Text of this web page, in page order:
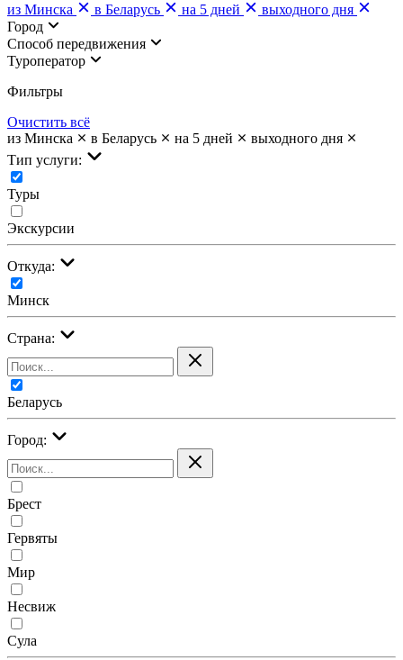
из Минска
в Беларусь на 5 дней
выходного дня
Город
Cпособ передвижения
Туроператор
Фильтры
Очистить всё
из Минска
в Беларусь на 5 дней
выходного дня
Тип услуги:
Туры
Экскурсии
Откуда:
Минск
Страна:
Беларусь
Город:
Брест
Гервяты
Мир
Несвиж
Сула